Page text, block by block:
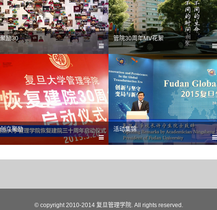
聚励30 管院30周年MV花絮
创立聚励 活动集锦
1905 1917 1929 1944 1950 1977 1979
© copyright 2010-2014 复旦管理学院. All rights reserved.